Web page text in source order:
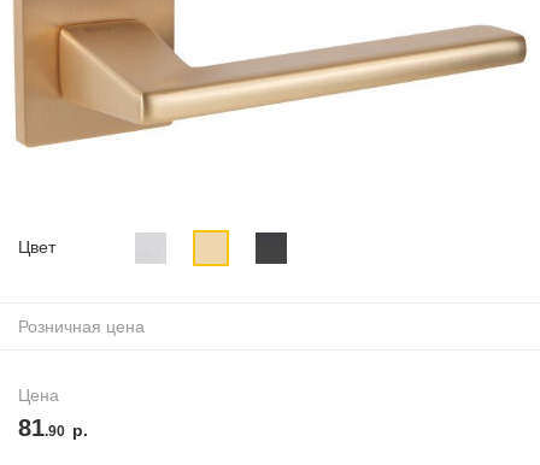
Цвет
Розничная цена
Цена
81.90 р.